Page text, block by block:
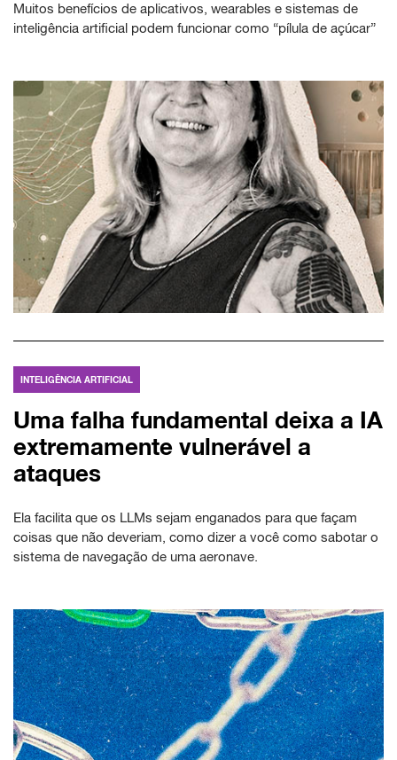
Muitos benefícios de aplicativos, wearables e sistemas de
inteligência artificial podem funcionar como “pílula de açúcar”
INTELIGÊNCIA ARTIFICIAL
Uma falha fundamental deixa a IA
extremamente vulnerável a
ataques
Ela facilita que os LLMs sejam enganados para que façam
coisas que não deveriam, como dizer a você como sabotar o
sistema de navegação de uma aeronave.